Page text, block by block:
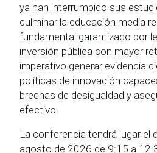
ya han interrumpido sus
culminar la educación media
fundamental garantizado por
inversión pública con mayor
imperativo generar evidencia
políticas de innovación
brechas de desigualdad y
efectivo.
La conferencia tendrá lugar el
agosto de 2026 de 9:15 a